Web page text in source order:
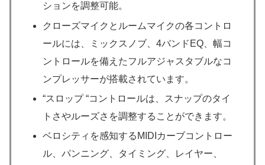
ションを調整可能。
クローズマイクとルームマイクの各コントロ
ールには、ミックスノブ、4バンドEQ、幅コ
ントロールを備えたフルアジャスタブルなコ
ンプレッサーが搭載されています。
“スロップ “コントロールは、スナップのタイ
トさやルーズさを調整することができます。
ベロシティを感知するMIDIカーブコントロー
ル、パンニング、タイミング、レイヤー、